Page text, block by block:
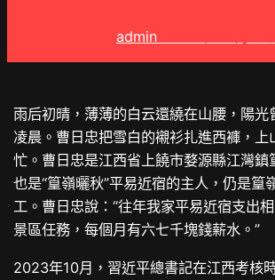
admin
雨后初晴，薄薄的白云還繞在山腰，陽光
凌晨。曹日忠把雪白的襯衫扎進西褲，上
忙。曹日忠是江西省上饒市婺源縣江灣鎮
也是“篁嶺曬秋”平易近宿的主人，仍是篁
工。曹日忠說：“往年我家平易近宿支出
景區任務，每個月有六七千塊錢薪水。”
2023年10月，習近平總書記在江西考核